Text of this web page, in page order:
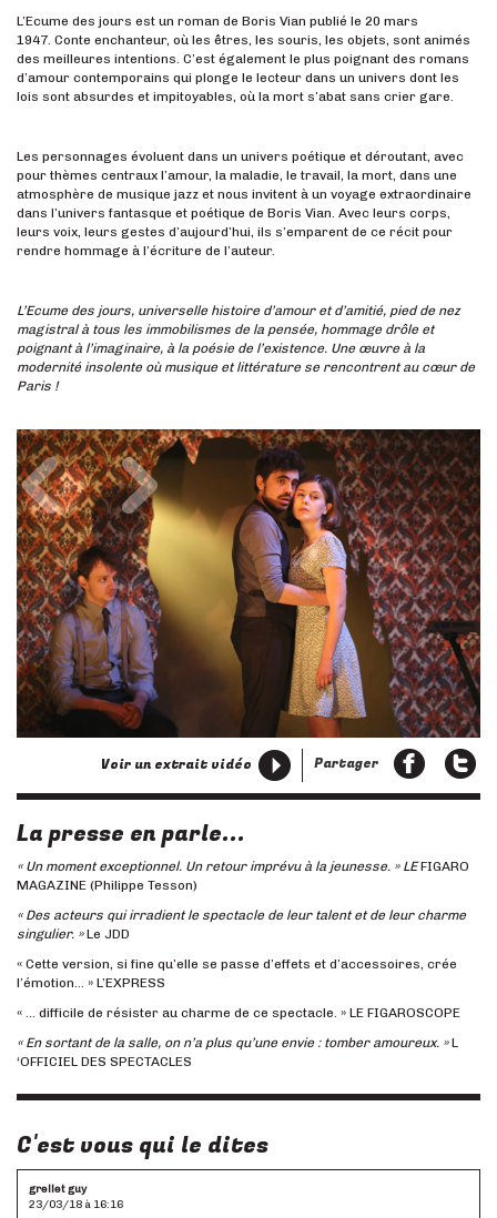
L’Ecume des jours est un roman de Boris Vian publié le 20 mars
1947. Conte enchanteur, où les êtres, les souris, les objets, sont animés
des meilleures intentions. C’est également le plus poignant des romans
d’amour contemporains qui plonge le lecteur dans un univers dont les
lois sont absurdes et impitoyables, où la mort s’abat sans crier gare.
Les personnages évoluent dans un univers poétique et déroutant, avec
pour thèmes centraux l’amour, la maladie, le travail, la mort, dans une
atmosphère de musique jazz et nous invitent à un voyage extraordinaire
dans l’univers fantasque et poétique de Boris Vian. Avec leurs corps,
leurs voix, leurs gestes d’aujourd’hui, ils s’emparent de ce récit pour
rendre hommage à l’écriture de l’auteur.
L’Ecume des jours, universelle histoire d’amour et d’amitié, pied de nez
magistral à tous les immobilismes de la pensée, hommage drôle et
poignant à l’imaginaire, à la poésie de l’existence. Une œuvre à la
modernité insolente où musique et littérature se rencontrent au cœur de
Paris !
PrécédentSuivant
Partager
Voir un extrait vidéo
La presse en parle...
« Un moment exceptionnel. Un retour imprévu à la jeunesse. » LEFIGARO
MAGAZINE (Philippe Tesson)
« Des acteurs qui irradient le spectacle de leur talent et de leur charme
singulier. »Le JDD
« Cette version, si fine qu’elle se passe d’effets et d’accessoires, crée
l’émotion… » L’EXPRESS
« … difficile de résister au charme de ce spectacle. » LE FIGAROSCOPE
« En sortant de la salle, on n’a plus qu’une envie : tomber amoureux. »L
‘OFFICIEL DES SPECTACLES
C'est vous qui le dites
grellet guy
23/03/18 à 16:16